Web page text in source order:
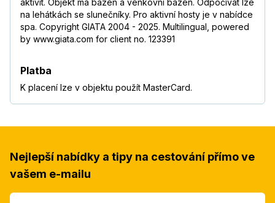
aktivit. Objekt má bazén a venkovní bazén. Odpočívat lze
na lehátkách se slunečníky. Pro aktivní hosty je v nabídce
spa. Copyright GIATA 2004 - 2025. Multilingual, powered
by www.giata.com for client no. 123391
Platba
K placení lze v objektu použít MasterCard.
Nejlepší nabídky a tipy na cestování přímo ve
vašem e-mailu